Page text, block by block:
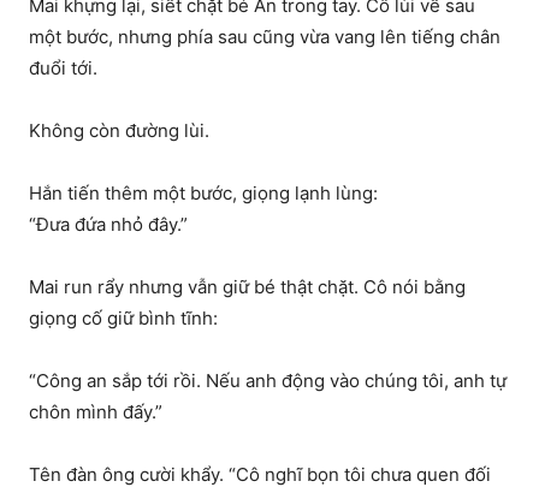
Mai khựng lại, siết chặt bé An trong tay. Cô lùi về sau
một bước, nhưng phía sau cũng vừa vang lên tiếng chân
đuổi tới.
Không còn đường lùi.
Hắn tiến thêm một bước, giọng lạnh lùng:
“Đưa đứa nhỏ đây.”
Mai run rẩy nhưng vẫn giữ bé thật chặt. Cô nói bằng
giọng cố giữ bình tĩnh:
“Công an sắp tới rồi. Nếu anh động vào chúng tôi, anh tự
chôn mình đấy.”
Tên đàn ông cười khẩy. “Cô nghĩ bọn tôi chưa quen đối